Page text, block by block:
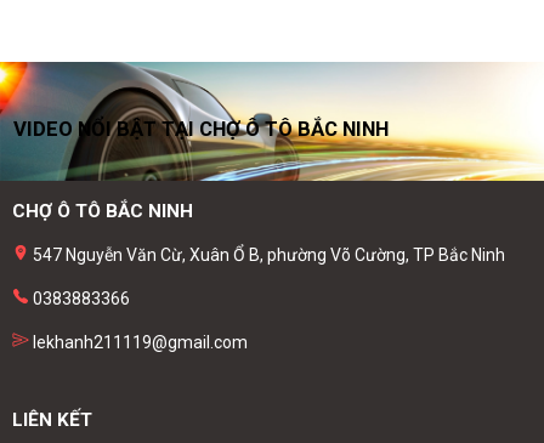
VIDEO NỔI BẬT TẠI CHỢ Ô TÔ BẮC NINH
CHỢ Ô TÔ BẮC NINH
547 Nguyễn Văn Cừ, Xuân Ổ B, phường Võ Cường, TP Bắc Ninh
0383883366
lekhanh211119@gmail.com
LIÊN KẾT